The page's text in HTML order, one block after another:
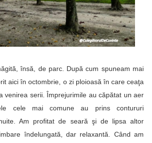
însă, de parc. După cum spuneam mai
aici în octombrie, o zi ploioasă în care ceaţa
venirea serii. Împrejurimile au căpătat un aer
cele mai comune au prins contururi
Am profitat de seară şi de lipsa altor
îndelungată, dar relaxantă. Când am